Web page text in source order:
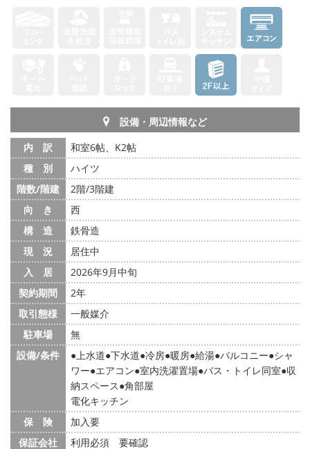
設備・周辺情報など
内 訳
和室6帖、K2帖
種 別
ハイツ
階数/階建
2階/3階建
向 き
西
構 造
鉄骨造
現 況
居住中
入 居
2026年9月中旬
契約期間
2年
取引態様
一般媒介
駐車場
無
設備/条件
上水道 下水道 冷房 暖房 給湯 バルコニー シャ
ワー エアコン 室内洗濯置場 バス・トイレ同室 収
納スペース 角部屋
電化キッチン
保 険
加入要
保証会社
利用必須 要確認